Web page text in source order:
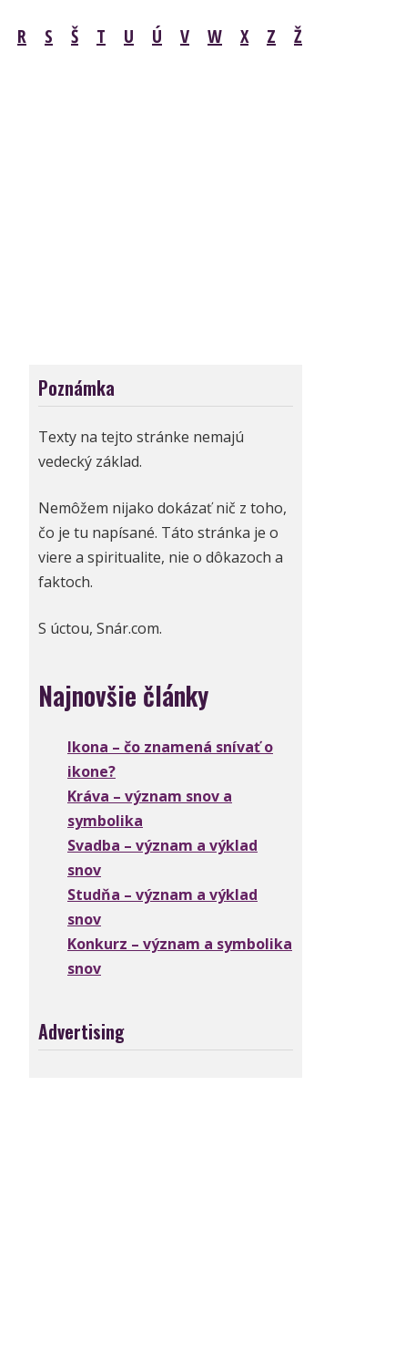
R S Š T U Ú V W X Z Ž
Poznámka
Texty na tejto stránke nemajú
vedecký základ.
Nemôžem nijako dokázať nič z toho,
čo je tu napísané. Táto stránka je o
viere a spiritualite, nie o dôkazoch a
faktoch.
S úctou, Snár.com.
Najnovšie články
Ikona – čo znamená snívať o
ikone?
Kráva – význam snov a
symbolika
Svadba – význam a výklad
snov
Studňa – význam a výklad
snov
Konkurz – význam a symbolika
snov
Advertising